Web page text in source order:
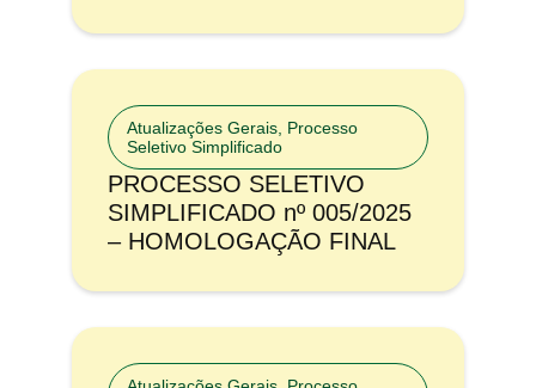
Atualizações Gerais Processo
Seletivo Simplificado
PROCESSO SELETIVO
SIMPLIFICADO nº 005/2025
– HOMOLOGAÇÃO FINAL